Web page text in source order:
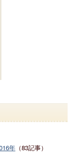
年 （83記事）